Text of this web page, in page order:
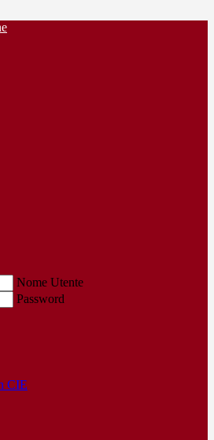
Nome Utente
Password
CIE